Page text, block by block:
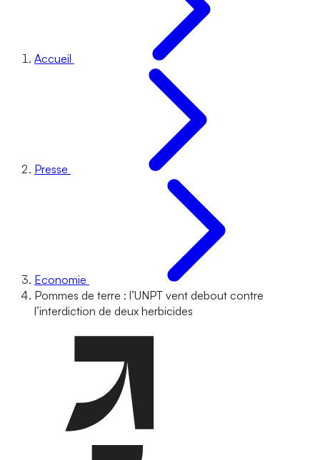
Accueil
Presse
Economie
Pommes de terre : l’UNPT vent debout contre
l’interdiction de deux herbicides